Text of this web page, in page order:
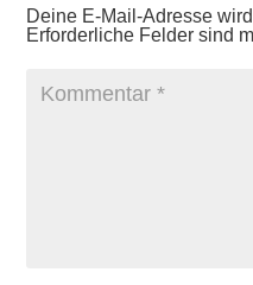
Deine E-Mail-Adresse
Erforderliche Felder sind